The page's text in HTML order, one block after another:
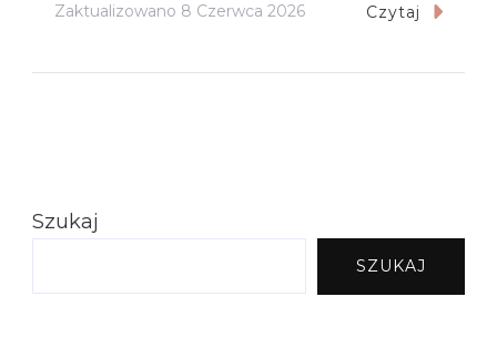
Zaktualizowano 8 Czerwca 2026 Czytaj
Szukaj
SZUKAJ